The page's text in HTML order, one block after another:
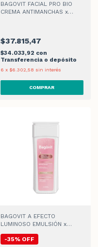
BAGOVIT FACIAL PRO BIO
CREMA ANTIMANCHAS x
$37.815,47
$34.033,92 con
Transferencia o depósito
6 x $6.302,58 sin interés
BAGOVIT A EFECTO
LUMINOSO EMULSIÓN x
-35% OFF